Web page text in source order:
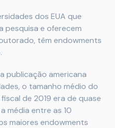
dos EUA que
pesquisa e oferecem
têm endowments
publicação americana
o tamanho médio do
de 2019 era de quase
média entre as 10
maiores endowments